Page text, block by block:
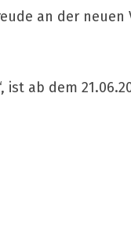
an der neuen
ab dem